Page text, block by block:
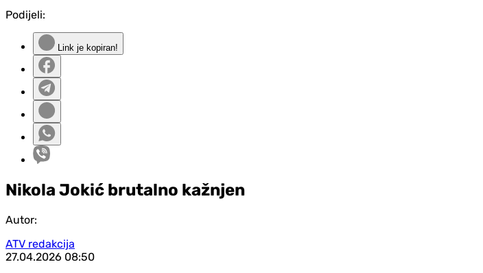
Podijeli:
Link je kopiran!
Nikola Jokić brutalno kažnjen
Autor:
ATV redakcija
27.04.2026 08:50